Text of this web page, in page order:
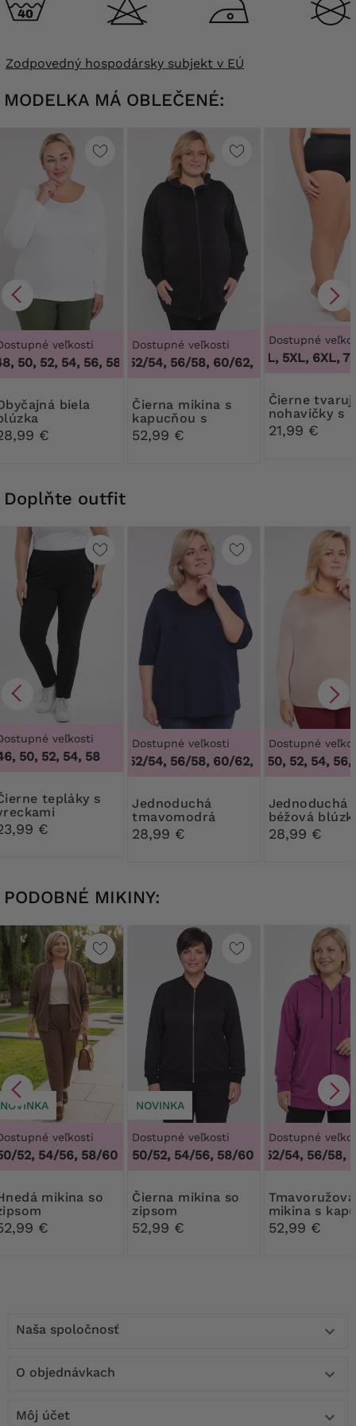
Zodpovedný hospodársky subjekt v EÚ
MODELKA MÁ OBLEČENÉ:
veľkosti
50, 52, 54, 56, 58, 60, 62, 64,44, 46, 48, 50, 52, 54, 56,
€
Dostupné veľkosti
48/50, 52/54, 56/58, 60/62,48/50, 52/54,
Čierna mikina s
kapucňou s
vreckami
52,99 €
Dostupné
3XL, 4XL, 5XL, 6XL,
Čierne tvarujúce
nohavičky s
vysokým
21,99 €
Doplňte outfit
veľkosti
50, 52, 54, 58
s
€
Dostupné veľkosti
48/50, 52/54, 56/58, 60/62,48/50, 52/54,
Jednoduchá
tmavomodrá
blúzka s výstrihom
do V
28,99 €
Dostupné
46, 48, 50, 52, 54, 56,
Jednoduchá
béžová
28,99 €
PODOBNÉ MIKINY:
NOVINKA
veľkosti
52, 54/56, 58/60
so
€
NOVINKA
Dostupné veľkosti
50/52, 54/56, 58/60
Čierna mikina so
zipsom
52,99 €
Dostupné
48/50, 52/54, 56/58,
Tmavoružová
mikina s
s vreckami
52,99 €
Naša spoločnosť 
O objednávkach 
Môj účet 